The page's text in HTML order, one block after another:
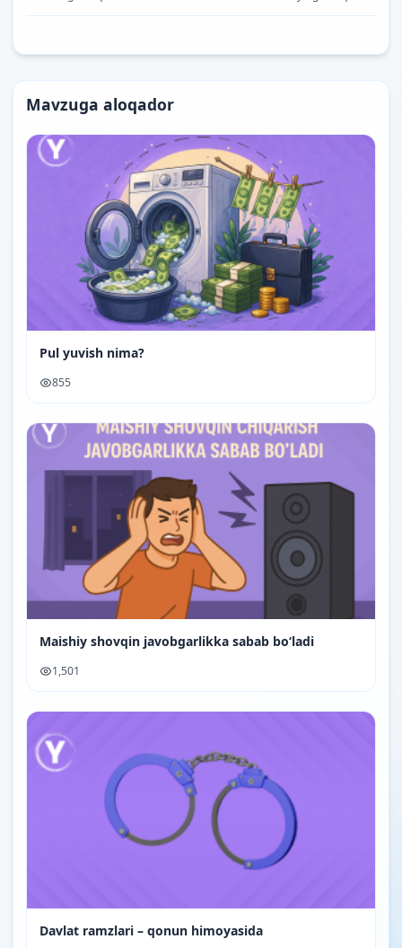
Mavzuga aloqador
Pul yuvish nima?
855
Maishiy shovqin javobgarlikka sabab bo‘ladi
1,501
Davlat ramzlari – qonun himoyasida